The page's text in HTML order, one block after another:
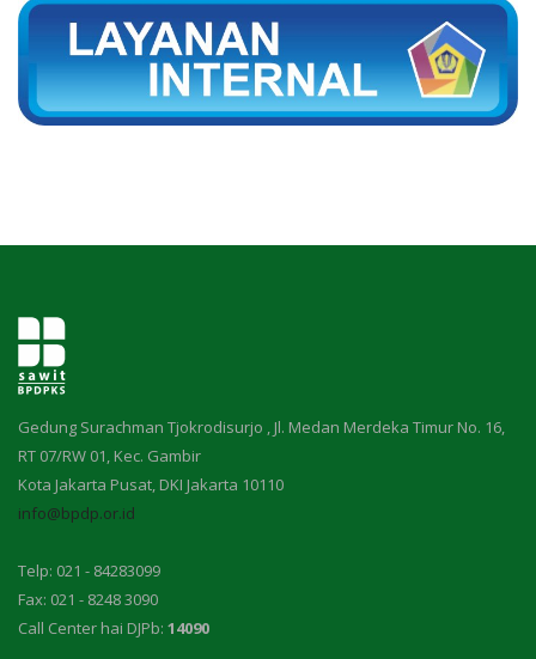
Gedung Surachman Tjokrodisurjo , Jl. Medan Merdeka Timur No. 16,
RT 07/RW 01, Kec. Gambir
Kota Jakarta Pusat, DKI Jakarta 10110
info@bpdp.or.id
Telp: 021 - 84283099
Fax: 021 - 8248 3090
Call Center hai DJPb: 14090